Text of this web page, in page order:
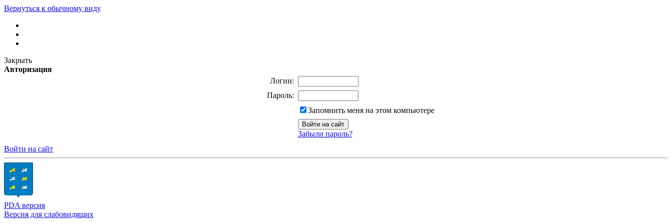
Вернуться к обычному виду
Закрыть
Авторизация
Логин:
Пароль:
Запомнить меня на этом компьютере
Забыли пароль?
Войти на сайт
PDA версия
Версия для слабовидящих